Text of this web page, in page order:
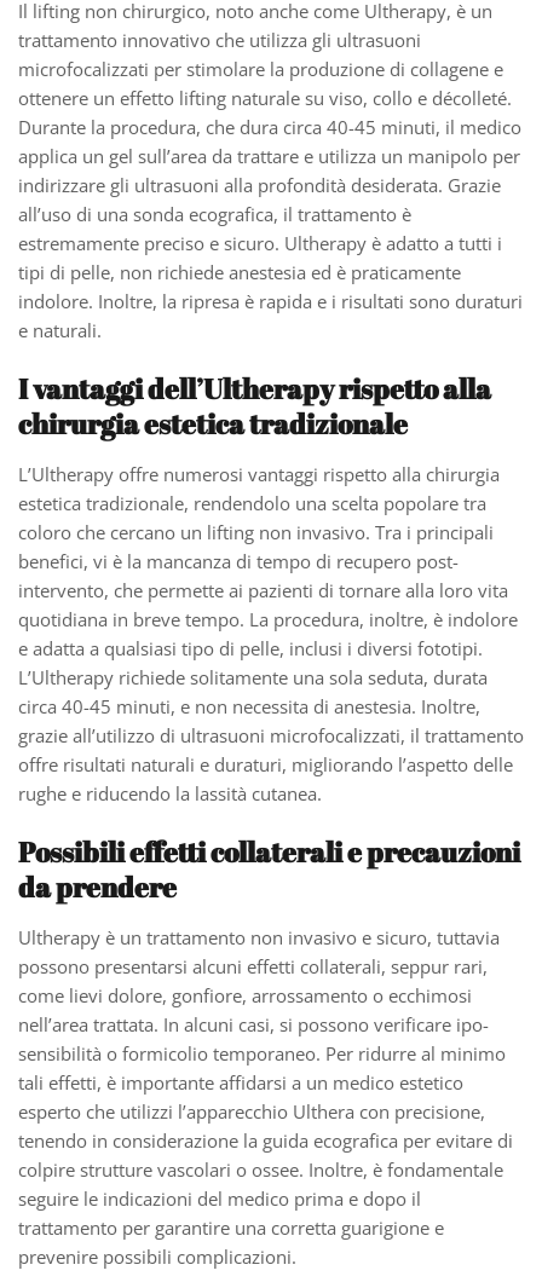
Il lifting non chirurgico, noto anche come Ultherapy, è un
trattamento innovativo che utilizza gli ultrasuoni
microfocalizzati per stimolare la produzione di collagene e
ottenere un effetto lifting naturale su viso, collo e décolleté.
Durante la procedura, che dura circa 40-45 minuti, il medico
applica un gel sull’area da trattare e utilizza un manipolo per
indirizzare gli ultrasuoni alla profondità desiderata. Grazie
all’uso di una sonda ecografica, il trattamento è
estremamente preciso e sicuro. Ultherapy è adatto a tutti i
tipi di pelle, non richiede anestesia ed è praticamente
indolore. Inoltre, la ripresa è rapida e i risultati sono duraturi
e naturali.
I vantaggi dell’Ultherapy rispetto alla
chirurgia estetica tradizionale
L’Ultherapy offre numerosi vantaggi rispetto alla chirurgia
estetica tradizionale, rendendolo una scelta popolare tra
coloro che cercano un lifting non invasivo. Tra i principali
benefici, vi è la mancanza di tempo di recupero post-
intervento, che permette ai pazienti di tornare alla loro vita
quotidiana in breve tempo. La procedura, inoltre, è indolore
e adatta a qualsiasi tipo di pelle, inclusi i diversi fototipi.
L’Ultherapy richiede solitamente una sola seduta, durata
circa 40-45 minuti, e non necessita di anestesia. Inoltre,
grazie all’utilizzo di ultrasuoni microfocalizzati, il trattamento
offre risultati naturali e duraturi, migliorando l’aspetto delle
rughe e riducendo la lassità cutanea.
Possibili effetti collaterali e precauzioni
da prendere
Ultherapy è un trattamento non invasivo e sicuro, tuttavia
possono presentarsi alcuni effetti collaterali, seppur rari,
come lievi dolore, gonfiore, arrossamento o ecchimosi
nell’area trattata. In alcuni casi, si possono verificare ipo-
sensibilità o formicolio temporaneo. Per ridurre al minimo
tali effetti, è importante affidarsi a un medico estetico
esperto che utilizzi l’apparecchio Ulthera con precisione,
tenendo in considerazione la guida ecografica per evitare di
colpire strutture vascolari o ossee. Inoltre, è fondamentale
seguire le indicazioni del medico prima e dopo il
trattamento per garantire una corretta guarigione e
prevenire possibili complicazioni.